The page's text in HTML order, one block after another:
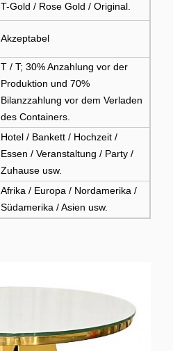
T-Gold / Rose Gold / Original.
Akzeptabel
T / T; 30% Anzahlung vor der
Produktion und 70%
Bilanzzahlung vor dem Verladen
des Containers.
Hotel / Bankett / Hochzeit /
Essen / Veranstaltung / Party /
Zuhause usw.
Afrika / Europa / Nordamerika /
Südamerika / Asien usw.